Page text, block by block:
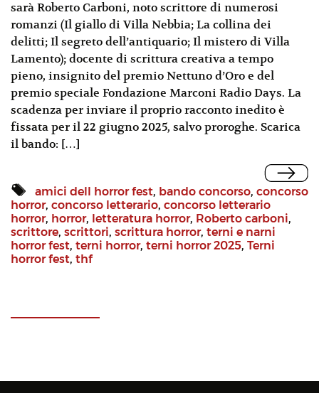
sarà Roberto Carboni, noto scrittore di numerosi
romanzi (Il giallo di Villa Nebbia; La collina dei
delitti; Il segreto dell’antiquario; Il mistero di Villa
Lamento); docente di scrittura creativa a tempo
pieno, insignito del premio Nettuno d’Oro e del
premio speciale Fondazione Marconi Radio Days. La
scadenza per inviare il proprio racconto inedito è
fissata per il 22 giugno 2025, salvo proroghe. Scarica
il bando: […]
amici dell horror fest, bando concorso, concorso
horror, concorso letterario, concorso letterario
horror, horror, letteratura horror, Roberto carboni,
scrittore, scrittori, scrittura horror, terni e narni
horror fest, terni horror, terni horror 2025, Terni
horror fest, thf